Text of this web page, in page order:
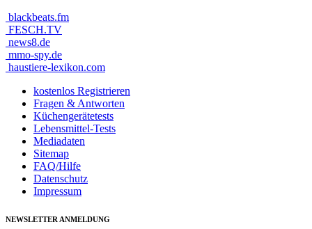
blackbeats.fm
FESCH.TV
news8.de
mmo-spy.de
haustiere-lexikon.com
kostenlos Registrieren
Fragen & Antworten
Küchengerätetests
Lebensmittel-Tests
Mediadaten
Sitemap
FAQ/Hilfe
Datenschutz
Impressum
NEWSLETTER ANMELDUNG